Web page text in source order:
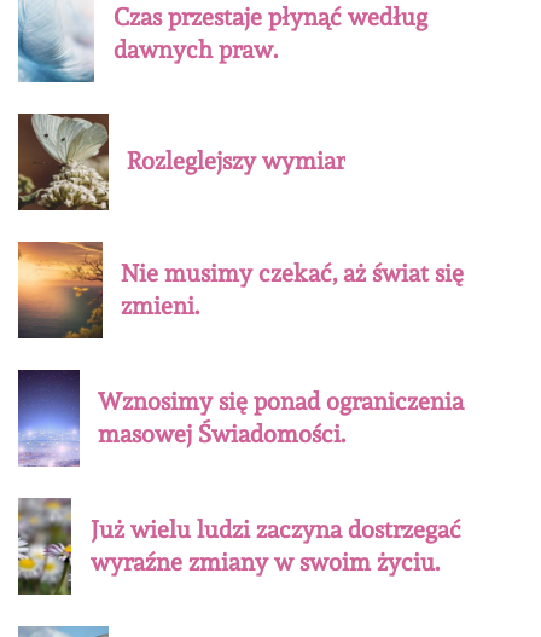
Czas przestaje płynąć według
dawnych praw.
Rozleglejszy wymiar
Nie musimy czekać, aż świat się
zmieni.
Wznosimy się ponad ograniczenia
masowej Świadomości.
Już wielu ludzi zaczyna dostrzegać
wyraźne zmiany w swoim życiu.